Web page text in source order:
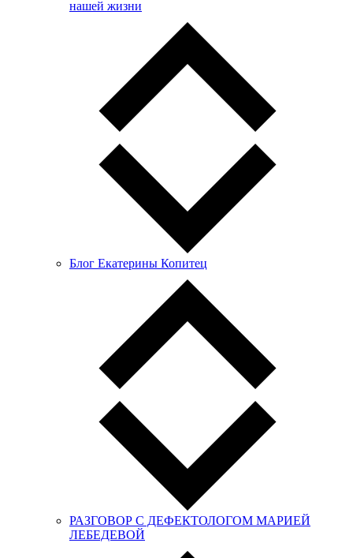
нашей жизни
Блог Екатерины Копитец
РАЗГОВОР С ДЕФЕКТОЛОГОМ МАРИЕЙ
ЛЕБЕДЕВОЙ